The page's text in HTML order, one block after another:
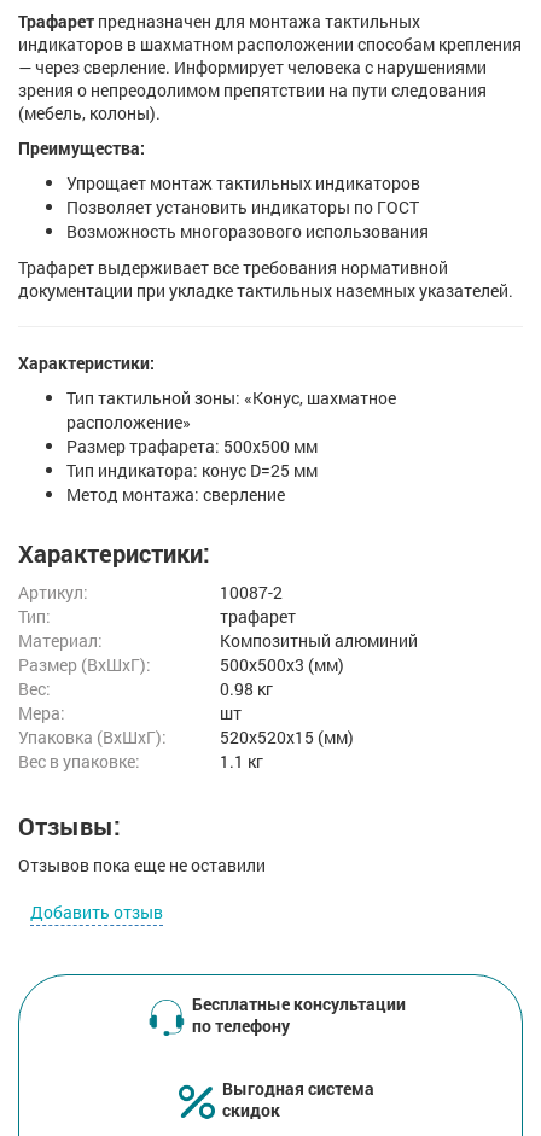
Трафарет предназначен для монтажа тактильных
индикаторов в шахматном расположении способам крепления
— через сверление. Информирует человека с нарушениями
зрения о непреодолимом препятствии на пути следования
(мебель, колоны).
Преимущества:
Упрощает монтаж тактильных индикаторов
Позволяет установить индикаторы по ГОСТ
Возможность многоразового использования
Трафарет выдерживает все требования нормативной
документации при укладке тактильных наземных указателей.
Характеристики:
Тип тактильной зоны: «Конус, шахматное
расположение»
Размер трафарета: 500х500 мм
Тип индикатора: конус D=25 мм
Метод монтажа: сверление
Характеристики:
Артикул:
10087-2
Тип:
трафарет
Материал:
Композитный алюминий
Размер (ВxШxГ):
500x500x3 (мм)
Вес:
0.98 кг
Мера:
шт
Упаковка (ВхШхГ):
520x520x15 (мм)
Вес в упаковке:
1.1 кг
Отзывы:
Отзывов пока еще не оставили
Добавить отзыв
Бесплатные консультации
по телефону
Выгодная система
скидок